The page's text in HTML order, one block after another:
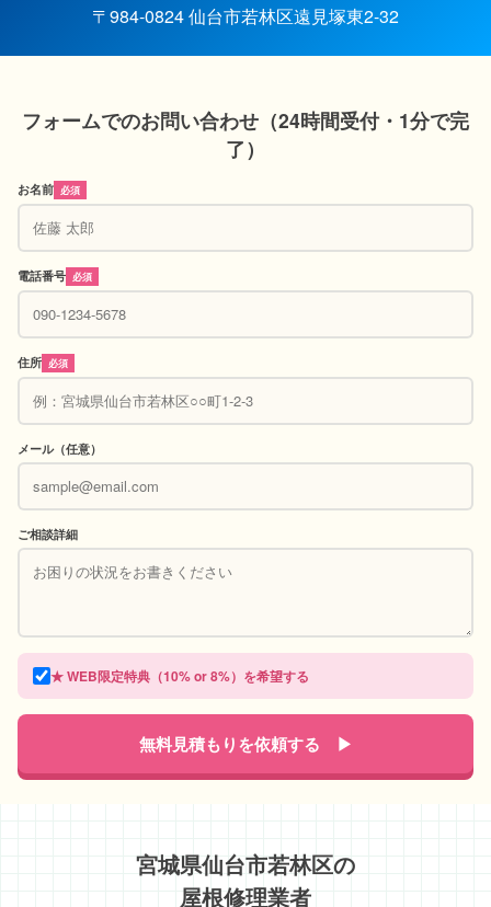
〒984-0824 仙台市若林区遠見塚東2-32
フォームでのお問い合わせ（24時間受付・1分で完
了）
お名前 必須
電話番号 必須
住所 必須
メール（任意）
ご相談詳細
★ WEB限定特典（10% or 8%）を希望する
無料見積もりを依頼する ▶
宮城県仙台市若林区の
屋根修理業者